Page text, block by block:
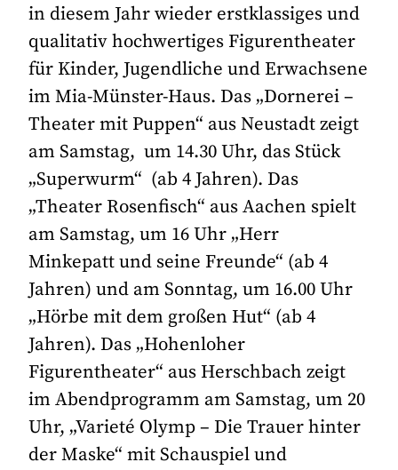
in diesem Jahr wieder erstklassiges und
qualitativ hochwertiges Figurentheater
für Kinder, Jugendliche und Erwachsene
im Mia-Münster-Haus. Das „Dornerei –
Theater mit Puppen“ aus Neustadt zeigt
am Samstag, um 14.30 Uhr, das Stück
„Superwurm“ (ab 4 Jahren). Das
„Theater Rosenfisch“ aus Aachen spielt
am Samstag, um 16 Uhr „Herr
Minkepatt und seine Freunde“ (ab 4
Jahren) und am Sonntag, um 16.00 Uhr
„Hörbe mit dem großen Hut“ (ab 4
Jahren). Das „Hohenloher
Figurentheater“ aus Herschbach zeigt
im Abendprogramm am Samstag, um 20
Uhr, „Varieté Olymp – Die Trauer hinter
der Maske“ mit Schauspiel und